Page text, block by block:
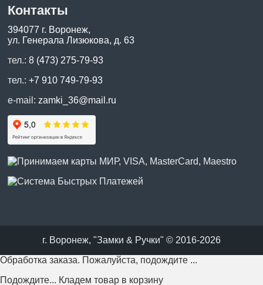
Контакты
394077 г. Воронеж,
ул. Генерала Лизюкова, д. 63
тел.:8 (473) 275-79-93
тел.:+7 910 749-79-93
e-mail: zamki_36@mail.ru
г. Воронеж, "Замки & Ручки" © 2016-2026
Обработка заказа. Пожалуйста, подождите ...
Подождите... Кладем товар в корзину